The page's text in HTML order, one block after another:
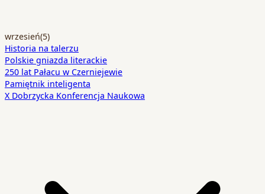
wrzesień(5)
Historia na talerzu
Polskie gniazda literackie
250 lat Pałacu w Czerniejewie
Pamiętnik inteligenta
X Dobrzycka Konferencja Naukowa